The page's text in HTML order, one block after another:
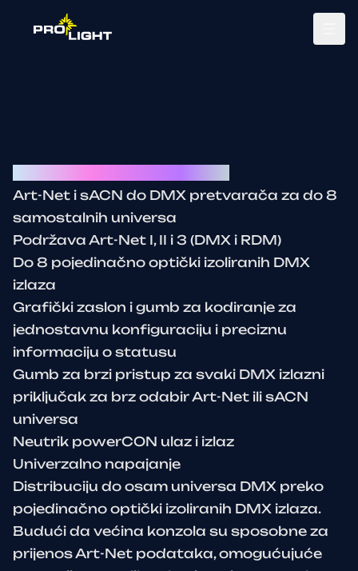
Art-Net i sACN do DMX pretvarača za do 8
samostalnih universa
Podržava Art-Net I, II i 3 (DMX i RDM)
Do 8 pojedinačno optički izoliranih DMX
izlaza
Grafički zaslon i gumb za kodiranje za
jednostavnu konfiguraciju i preciznu
informaciju o statusu
Gumb za brzi pristup za svaki DMX izlazni
priključak za brz odabir Art-Net ili sACN
universa
Neutrik powerCON ulaz i izlaz
Univerzalno napajanje
Distribuciju do osam universa DMX preko
pojedinačno optički izoliranih DMX izlaza.
Budući da većina konzola su sposobne za
prijenos Art-Net podataka, omogućujuće